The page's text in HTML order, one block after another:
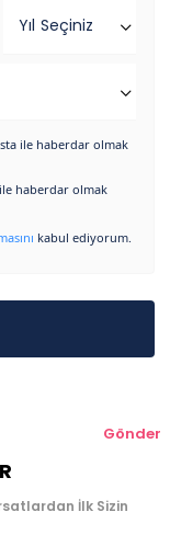
Yıl Seçiniz
ile haberdar olmak
haberdar olmak
kabul ediyorum.
Gönder
İlk Sizin